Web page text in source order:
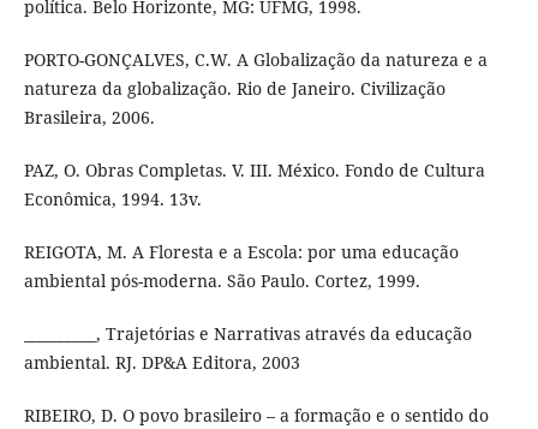
política. Belo Horizonte, MG: UFMG, 1998.
PORTO-GONÇALVES, C.W. A Globalização da natureza e a
natureza da globalização. Rio de Janeiro. Civilização
Brasileira, 2006.
PAZ, O. Obras Completas. V. III. México. Fondo de Cultura
Econômica, 1994. 13v.
REIGOTA, M. A Floresta e a Escola: por uma educação
ambiental pós-moderna. São Paulo. Cortez, 1999.
__________, Trajetórias e Narrativas através da educação
ambiental. RJ. DP&A Editora, 2003
RIBEIRO, D. O povo brasileiro – a formação e o sentido do